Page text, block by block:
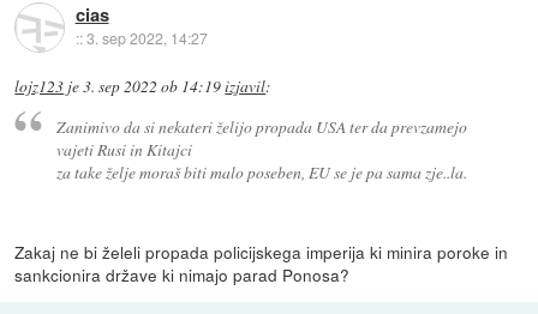
cias
::3. sep 2022, 14:27
lojz123 je3. sep 2022 ob 14:19izjavil:
Zanimivo da si nekateri želijo propada USA ter da prevzamejo
vajeti Rusi in Kitajci
za take želje moraš biti malo poseben, EU se je pa sama zje..la.
Zakaj ne bi želeli propada policijskega imperija ki minira poroke in
sankcionira države ki nimajo parad Ponosa?